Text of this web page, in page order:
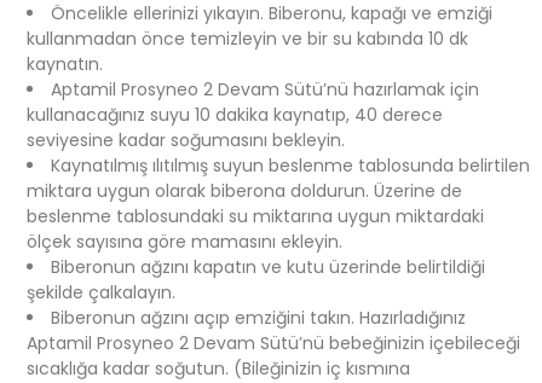
Öncelikle ellerinizi yıkayın. Biberonu, kapağı ve emziği
kullanmadan önce temizleyin ve bir su kabında 10 dk
kaynatın.
Aptamil Prosyneo 2 Devam Sütü’nü hazırlamak için
kullanacağınız suyu 10 dakika kaynatıp, 40 derece
seviyesine kadar soğumasını bekleyin.
Kaynatılmış ılıtılmış suyun beslenme tablosunda belirtilen
miktara uygun olarak biberona doldurun. Üzerine de
beslenme tablosundaki su miktarına uygun miktardaki
ölçek sayısına göre mamasını ekleyin.
Biberonun ağzını kapatın ve kutu üzerinde belirtildiği
şekilde çalkalayın.
Biberonun ağzını açıp emziğini takın. Hazırladığınız
Aptamil Prosyneo 2 Devam Sütü’nü bebeğinizin içebileceği
sıcaklığa kadar soğutun. (Bileğinizin iç kısmına